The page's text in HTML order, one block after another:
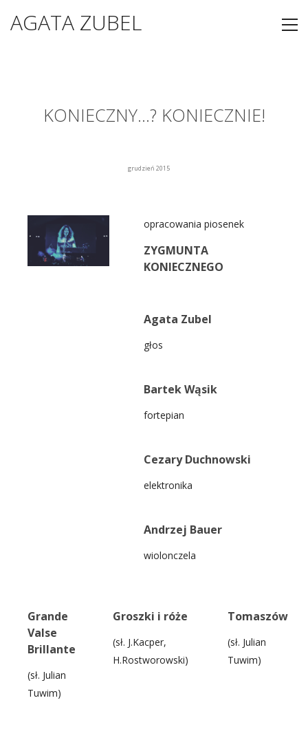
AGATA ZUBEL
KONIECZNY…? KONIECZNIE!
grudzień 2015
opracowania piosenek
ZYGMUNTA
KONIECZNEGO
Agata Zubel
głos
Bartek Wąsik
fortepian
Cezary Duchnowski
elektronika
Andrzej Bauer
wiolonczela
Grande
Valse
Brillante
(sł. Julian
Tuwim)
Groszki i róże
(sł. J.Kacper,
H.Rostworowski)
Tomaszów
(sł. Julian
Tuwim)